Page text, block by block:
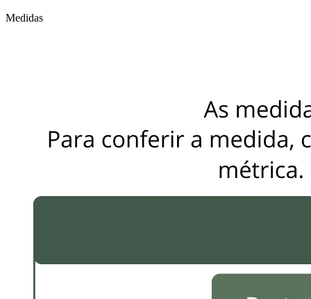
Medidas